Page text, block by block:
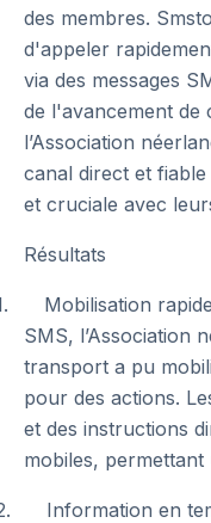
des membres.
d'appeler
via des messages
de l'avancement de
l’Association
canal direct et
et cruciale avec
Résultats
Mobilisation rapide
SMS, l’Association
transport a pu
pour des actions.
et des instructions
mobiles,
Information en